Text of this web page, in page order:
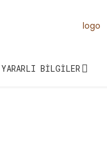
YARARLI BILGILER